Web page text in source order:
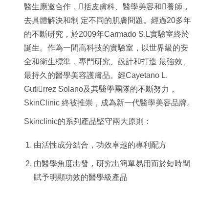
醫生應邀合作，括皮膚科、醫學美容和養師，
去具體解決和制 定不同的肌膚問題。經過20多年
的不斷研究，於2009年Carmado S.L實驗室終於
誕生。作為一間高科技的實驗室，以世界級的安
全和衛生標準，專門研究、設計和打造 最強效、
最持久的醫學美容護膚品。經Cayetano L.
Gutirrez Solano及其醫學團隊的不斷努力，
SkinClinic 終被推崇，成為新一代醫學美容品牌。
Skinclinic的系列產品堅守兩大原則：
由活性成分結合，功效卓越的專利配方
由醫學角度出發，研究出簡單易用而於短時間
賦予明顯功效的醫學級產品